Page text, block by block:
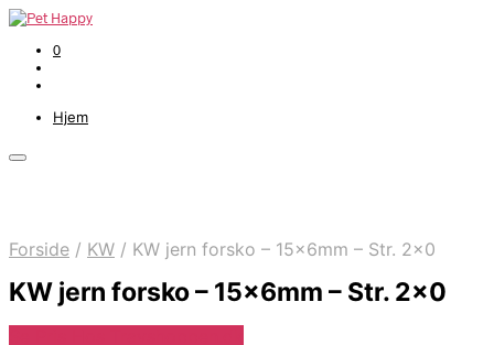
0
Hjem
Forside / KW / KW jern forsko – 15x6mm – Str. 2×0
KW jern forsko – 15x6mm – Str. 2×0